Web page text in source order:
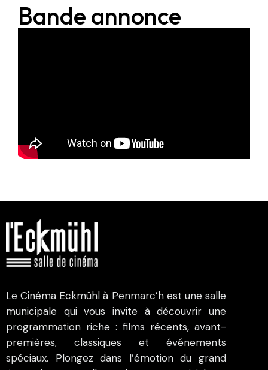
Bande annonce
Le Cinéma Eckmühl à Penmarc’h est une salle
municipale qui vous invite à découvrir une
programmation riche : films récents, avant-
premières, classiques et événements
spéciaux. Plongez dans l’émotion du grand